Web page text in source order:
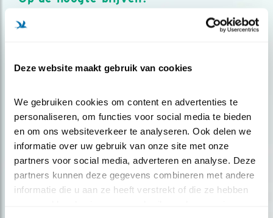
Deze website maakt gebruik van cookies
We gebruiken cookies om content en advertenties te
personaliseren, om functies voor social media te bieden
en om ons websiteverkeer te analyseren. Ook delen we
informatie over uw gebruik van onze site met onze
partners voor social media, adverteren en analyse. Deze
partners kunnen deze gegevens combineren met andere
informatie die u aan ze heeft verstrekt of die ze hebben
Meld je aan en ontvang nieuws, inspiratie, acties en tips
over vogels en activiteiten van Vogelbescherming.